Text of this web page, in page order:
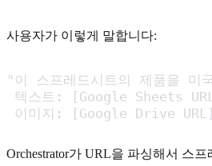
사용자가 이렇게 말합니다:
"이 스프레드시트의 제품을 미
텍스트: [Google Sheets
이미지: [Google Drive
Orchestrator가 URL을 파싱해서 스